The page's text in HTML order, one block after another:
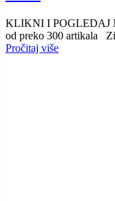
KLIKNI I POGLEDAJ
od preko 300 artikala
Pročitaj više